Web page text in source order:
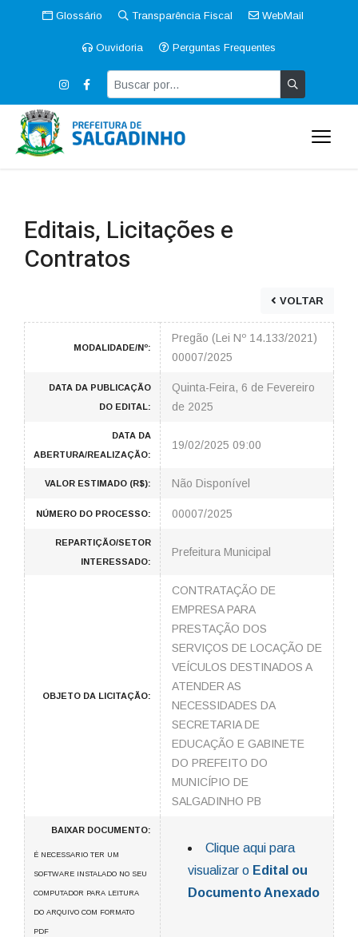
Glossário Transparência Fiscal WebMail
Ouvidoria Perguntas Frequentes
Editais, Licitações e
Contratos
VOLTAR
MODALIDADE/Nº:
Pregão (Lei Nº 14.133/2021)
00007/2025
DATA DA PUBLICAÇÃO
DO EDITAL:
Quinta-Feira, 6 de Fevereiro
de 2025
DATA DA
ABERTURA/REALIZAÇÃO:
19/02/2025 09:00
VALOR ESTIMADO (R$): Não Disponível
NÚMERO DO PROCESSO: 00007/2025
REPARTIÇÃO/SETOR
INTERESSADO:
Prefeitura Municipal
OBJETO DA LICITAÇÃO:
CONTRATAÇÃO DE
EMPRESA PARA
PRESTAÇÃO DOS
SERVIÇOS DE LOCAÇÃO DE
VEÍCULOS DESTINADOS A
ATENDER AS
NECESSIDADES DA
SECRETARIA DE
EDUCAÇÃO E GABINETE
DO PREFEITO DO
MUNICÍPIO DE
SALGADINHO PB
BAIXAR DOCUMENTO:
É NECESSARIO TER UM
SOFTWARE INSTALADO NO SEU
COMPUTADOR PARA LEITURA
DO ARQUIVO COM FORMATO
PDF
Clique aqui para
visualizar o Edital ou
Documento Anexado